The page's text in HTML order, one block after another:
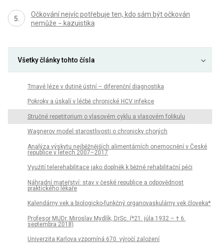
Očkování nejvíc potřebuje ten, kdo sám být očkován
nemůže − kazuistika
Všetky články tohto čísla
Tmavé léze v dutině ústní – diferenční diagnostika
Pokroky a úskalí v léčbě chronické HCV infekce
Stručné repetitorium o vlasovém cyklu a vlasovém folikulu
Wagnerov model starostlivosti o chronicky chorých
Analýza výskytu nejběžnějších alimentárních onemocnění v České
republice v letech 2007–2017
Využití telerehabilitace jako doplněk k běžné rehabilitační péči
Náhradní mateřství: stav v české republice a odpovědnost
praktického lékaře
Kalendárny vek a biologicko-funkčný organovaskulárny vek človeka*
Profesor MUDr. Miroslav Mydlík, DrSc. (*21. júla 1932 – † 6.
septembra 2018)
Univerzita Karlova vzpomíná 670. výročí založení